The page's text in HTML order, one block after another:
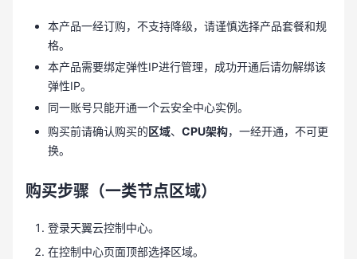
本产品一经订购，不支持降级，请谨慎选择产品套餐和规
格。
本产品需要绑定弹性IP进行管理，成功开通后请勿解绑该
弹性IP。
同一账号只能开通一个云安全中心实例。
购买前请确认购买的区域、 CPU架构，一经开通，不可更
换。
购买步骤（一类节点区域）
登录天翼云控制中心。
在控制中心页面顶部选择区域。